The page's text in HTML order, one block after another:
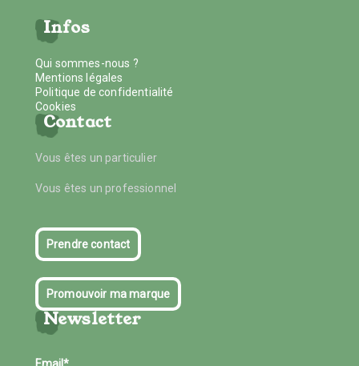
Infos
Qui sommes-nous ?
Mentions légales
Politique de confidentialité
Cookies
Contact
Vous êtes un particulier
Vous êtes un professionnel
Prendre contact
Promouvoir ma marque
Newsletter